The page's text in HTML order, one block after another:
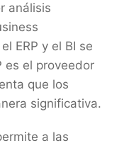
análisis
ERP y el BI se
es el proveedor
que los
significativa.
a las